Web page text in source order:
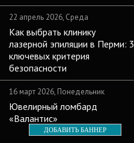
22 апрель 2026, Среда
Как выбрать клинику
лазерной эпиляции в Перми: 3
ключевых критерия
безопасности
16 март 2026, Понедельник
Ювелирный ломбард
«Валантис»
ДОБАВИТЬ БАННЕР